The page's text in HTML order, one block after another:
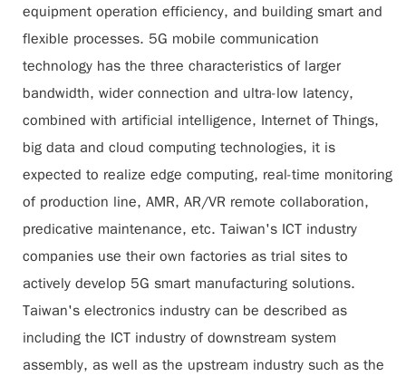
equipment operation efficiency, and building smart and
flexible processes. 5G mobile communication
technology has the three characteristics of larger
bandwidth, wider connection and ultra-low latency,
combined with artificial intelligence, Internet of Things,
big data and cloud computing technologies, it is
expected to realize edge computing, real-time monitoring
of production line, AMR, AR/VR remote collaboration,
predicative maintenance, etc. Taiwan's ICT industry
companies use their own factories as trial sites to
actively develop 5G smart manufacturing solutions.
Taiwan's electronics industry can be described as
including the ICT industry of downstream system
assembly, as well as the upstream industry such as the